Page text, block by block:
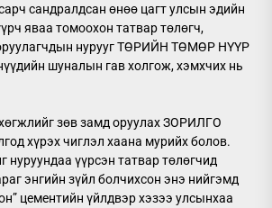
сандралдсан өнөө цагт улсын эдийн
яваа томоохон татвар төлөгч,
нурууг ТӨРИЙН ТӨМӨР НҮҮР
шуналын гав холгож, хэмхчих нь
зөв замд оруулах ЗОРИЛГО
хүрэх чиглэл хаана мурийх болов.
нуруундаа үүрсэн татвар төлөгчид
энгийн зүйл болчихсон энэ нийгэмд
цементийн үйлдвэр хэзээ улсынхаа